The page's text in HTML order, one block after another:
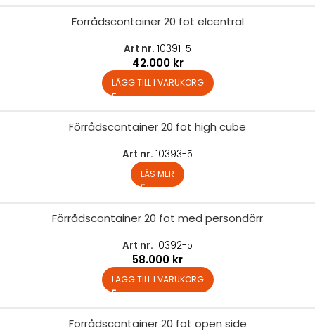
Förrådscontainer 20 fot elcentral
Art nr. 10391-5
42.000 kr
LÄGG TILL I VARUKORG
Förrådscontainer 20 fot high cube
Art nr. 10393-5
LÄS MER
Förrådscontainer 20 fot med persondörr
Art nr. 10392-5
58.000 kr
LÄGG TILL I VARUKORG
Förrådscontainer 20 fot open side